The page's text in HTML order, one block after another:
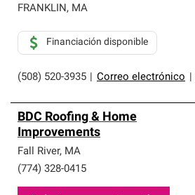
FRANKLIN, MA
(508) 520-3935 Correo electrónico
Financiación disponible
BDC Roofing & Home
Improvements
Fall River, MA
(774) 328-0415